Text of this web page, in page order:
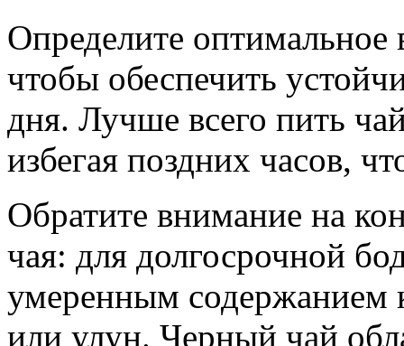
Определите оптимальное
чтобы обеспечить
дня. Лучше всего пить
избегая поздних часов,
Обратите внимание на
чая: для долгосрочной
умеренным содержанием
или улун. Черный чай